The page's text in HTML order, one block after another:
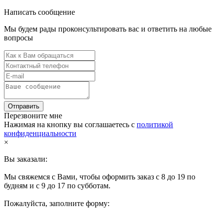
Написать сообщение
Мы будем рады проконсультировать вас и ответить на любые
вопросы
Отправить
Перезвоните мне
Нажимая на кнопку вы соглашаетесь с политикой
конфиденциальности
×
Вы заказали:
Мы свяжемся с Вами, чтобы оформить заказ с 8 до 19 по
будням и с 9 до 17 по субботам.
Пожалуйста, заполните форму: